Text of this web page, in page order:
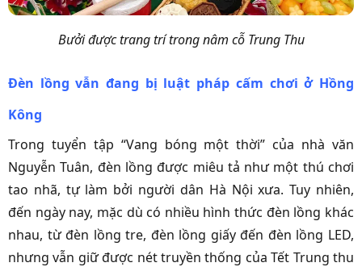
Bưởi được trang trí trong nâm cỗ Trung Thu
Đèn lồng vẫn đang bị luật pháp cấm chơi ở Hồng
Kông
Trong tuyển tập “Vang bóng một thời” của nhà văn
Nguyễn Tuân, đèn lồng được miêu tả như một thú chơi
tao nhã, tự làm bởi người dân Hà Nội xưa. Tuy nhiên,
đến ngày nay, mặc dù có nhiều hình thức đèn lồng khác
nhau, từ đèn lồng tre, đèn lồng giấy đến đèn lồng LED,
nhưng vẫn giữ được nét truyền thống của Tết Trung thu